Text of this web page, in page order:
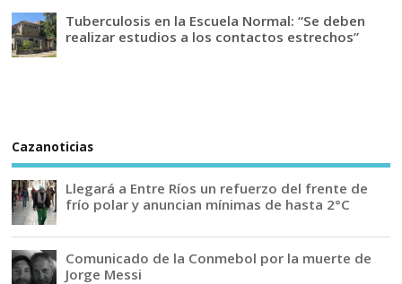
Tuberculosis en la Escuela Normal: “Se deben
realizar estudios a los contactos estrechos”
Cazanoticias
Llegará a Entre Ríos un refuerzo del frente de
frío polar y anuncian mínimas de hasta 2°C
Comunicado de la Conmebol por la muerte de
Jorge Messi